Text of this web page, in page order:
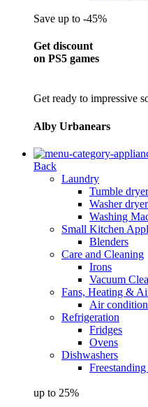
Save up to -45%
Get discount
on PS5 games
Get ready to impressive
Alby Urbanears
Back
Laundry
Tumble
Washer
Washing
Small Kitchen
Blenders
Care and Cleaning
Irons
Vacuum
Fans, Heating &
Air
Refrigeration
Fridges
Ovens
Dishwashers
up to 25%